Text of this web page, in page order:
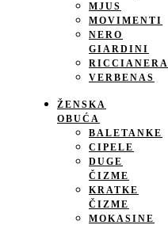
MJUS
MOVIMENTI
NERO
GIARDINI
RICCIANERA
VERBENAS
ŽENSKA
OBUĆA
BALETANKE
CIPELE
DUGE
ČIZME
KRATKE
ČIZME
MOKASINE